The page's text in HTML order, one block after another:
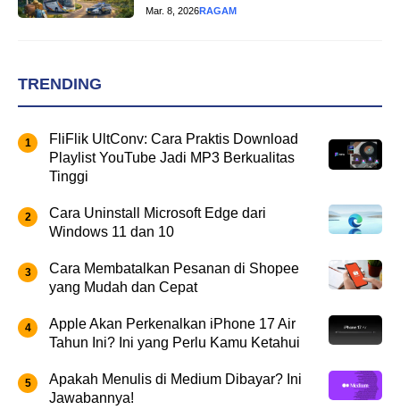
Mar. 8, 2026RAGAM
TRENDING
FliFlik UltConv: Cara Praktis Download
Playlist YouTube Jadi MP3 Berkualitas
Tinggi
Cara Uninstall Microsoft Edge dari
Windows 11 dan 10
Cara Membatalkan Pesanan di Shopee
yang Mudah dan Cepat
Apple Akan Perkenalkan iPhone 17 Air
Tahun Ini? Ini yang Perlu Kamu Ketahui
Apakah Menulis di Medium Dibayar? Ini
Jawabannya!